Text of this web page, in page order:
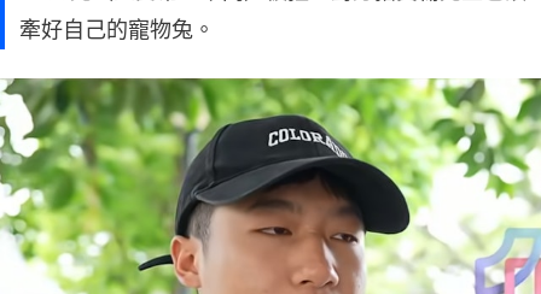
牽好自己的寵物兔。